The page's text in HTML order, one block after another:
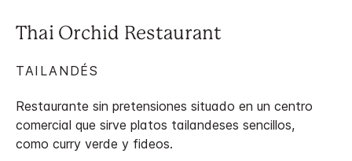
Thai Orchid Restaurant
TAILANDÉS
Restaurante sin pretensiones situado en un centro
comercial que sirve platos tailandeses sencillos,
como curry verde y fideos.